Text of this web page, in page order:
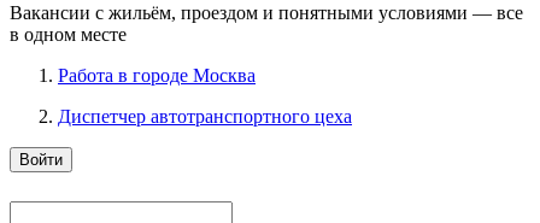
Вакансии с жильём, проездом и понятными условиями — все
в одном месте
Работа в городе Москва
Диспетчер автотранспортного цеха
Войти